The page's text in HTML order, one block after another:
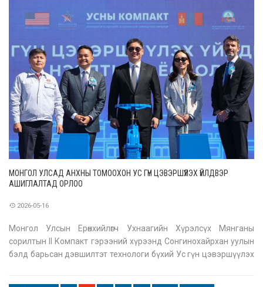
МОНГОЛ УЛСАД АНХНЫ ТОМООХОН УС ГҮН ЦЭВЭРШҮҮЛЭХ ҮЙЛДВЭР
АШИГЛАЛТАД ОРЛОО
2026-05-16
Монгол Улсын Ерөнхийлөгч Ухнаагийн Хүрэлсүх Мянганы
сорилтын II Компакт гэрээний хүрээнд Сонгинохайрхан уулын
бэлд барьсан дэвшилтэт технологи бүхий Ус гүн цэвэршүүлэх